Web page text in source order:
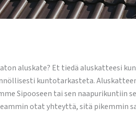
aluskate? Et tiedä aluskatteesi
kuntotarkasteta.
Sipooseen tai sen naapurikuntiin
otat yhteyttä, sitä pikemmin